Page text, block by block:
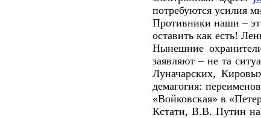
потребуются усилия
Противники наши –
оставить как есть!
Нынешние
заявляют – не та
Луначарских,
демагогия:
«Войковская» в
Кстати, В.В. Путин на